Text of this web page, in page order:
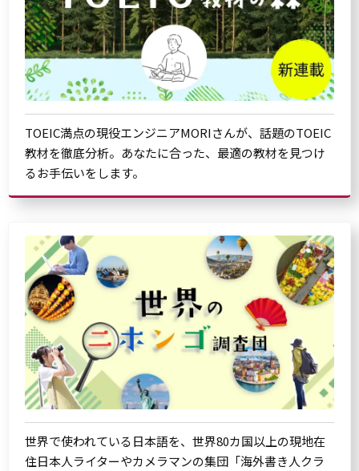
TOEIC満点の現役エンジニアMORIさんが、話題のTOEIC
教材を徹底分析。あなたに合った、最適の教材を見つけ
るお手伝いをします。
世界で使われている日本語を、世界80カ国以上の現地在
住日本人ライターやカメラマンの集団「海外書き人クラ